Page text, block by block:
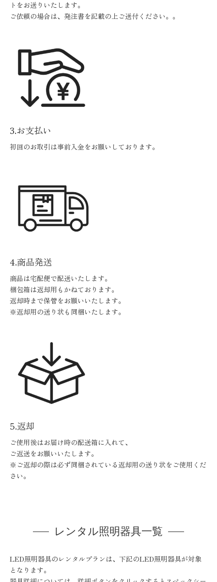
トをお送りいたします。
ご依頼の場合は、発注書を記載の上ご送付ください。。
3.お支払い
初回のお取引は事前入金をお願いしております。
4.商品発送
商品は宅配便で配送いたします。
梱包箱は返却用もかねております。
返却時まで保管をお願いいたします。
※返却用の送り状も同梱いたします。
5.返却
ご使用後はお届け時の配送箱に入れて、
ご返送をお願いいたします。
※ご返却の際は必ず同梱されている返却用の送り状をご使用くだ
さい。
レンタル照明器具一覧
LED照明器具のレンタルプランは、下記のLED照明器具が対象
となります。